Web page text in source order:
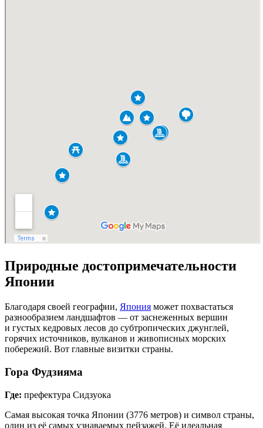
Природные до­сто­при­ме­ча­тель­но­сти
Японии
Благодаря своей географии, Япония может похвастаться
разнообразием ландшафтов — от заснеженных вершин
и густых кедровых лесов до субтропических джунглей,
горячих источников, вулканов и живописных морских
побережий. Вот главные визитки страны.
Гора Фудзияма
Где: префектура Сидзуока
Самая высокая точка Японии (3776 метров) и символ страны,
один из её самых узнаваемых пейзажей. Её идеальная